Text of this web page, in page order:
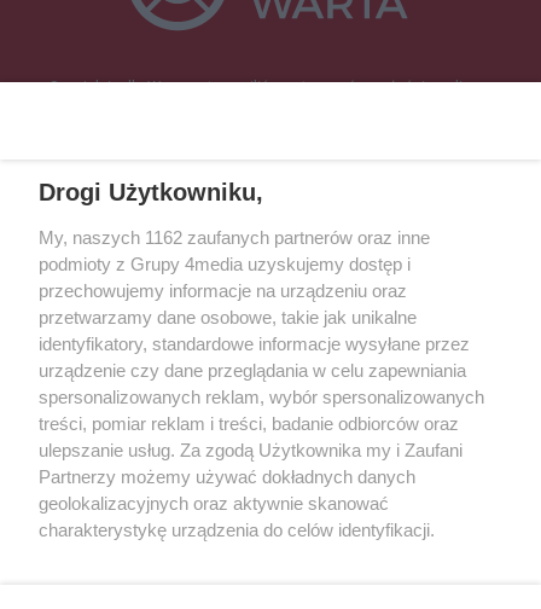
Specjalnie dla Was postanowiliśmy stworzyć rozgłośnię radiową
Śrem, Jarocin, Gniezno, Ostrów Wlkp.).
Kontakt Reklama Patronat
Dane firmowe
Regulamin serwisu i ogłoszeń drobnych
Regulamin konkursów
Polityka prywatności
Przetwarzanie danych osobowych
Zapisz się do newslettera
Dołącz do grona ludzi najlepiej poinformowanych!
Zapisz się »
Drogi Użytkowniku,
My, naszych 1162 zaufanych partnerów oraz inne
podmioty z Grupy 4media uzyskujemy dostęp i
przechowujemy informacje na urządzeniu oraz
przetwarzamy dane osobowe, takie jak unikalne
identyfikatory, standardowe informacje wysyłane przez
urządzenie czy dane przeglądania w celu zapewniania
spersonalizowanych reklam, wybór spersonalizowanych
treści, pomiar reklam i treści, badanie odbiorców oraz
ulepszanie usług. Za zgodą Użytkownika my i Zaufani
Partnerzy możemy używać dokładnych danych
geolokalizacyjnych oraz aktywnie skanować
charakterystykę urządzenia do celów identyfikacji.